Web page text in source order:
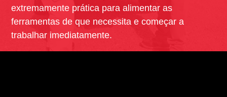
extremamente prática para alimentar as
ferramentas de que necessita e começar a
trabalhar imediatamente.